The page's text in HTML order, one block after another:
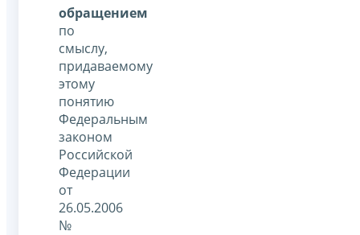
обращением
по
смыслу,
придаваемому
этому
понятию
Федеральным
законом
Российской
Федерации
от
26.05.2006
№